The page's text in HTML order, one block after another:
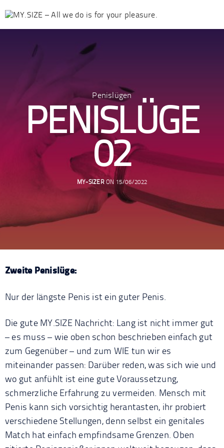
Penislügen
PENIS­LÜGE
02
MY-SIZERON 15/06/2022
Zweite Penislüge:
Nur der längste Penis ist ein guter Penis.
Die gute MY.SIZE Nachricht: Lang ist nicht immer gut
– es muss – wie oben schon beschrieben einfach gut
zum Gegenüber – und zum WIE tun wir es
miteinander passen: Darüber reden, was sich wie und
wo gut anfühlt ist eine gute Voraussetzung,
schmerzliche Erfahrung zu vermeiden. Mensch mit
Penis kann sich vorsichtig herantasten, ihr probiert
verschiedene Stellungen, denn selbst ein genitales
Match hat einfach empfindsame Grenzen. Oben